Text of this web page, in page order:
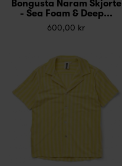
Bongusta Naram Skjorte
- Sea Foam & Deep...
600,00 kr